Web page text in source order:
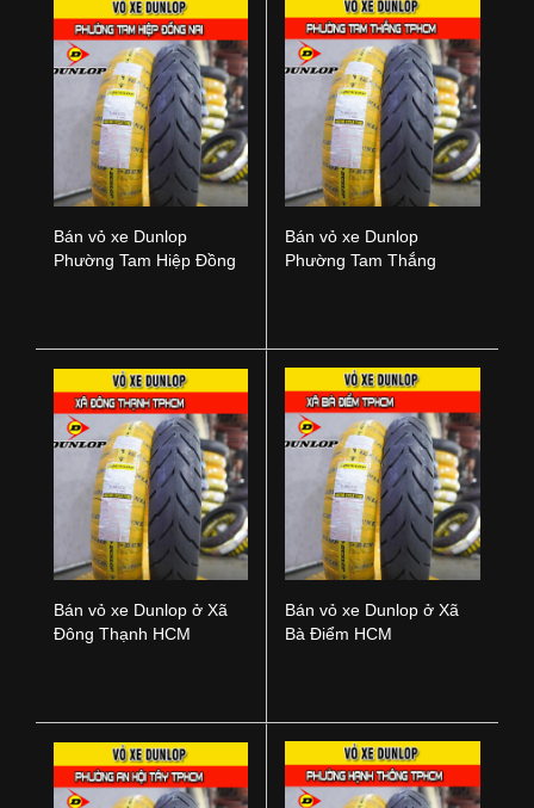
Bán vỏ xe Dunlop
Phường Tam Hiệp Đồng
Bán vỏ xe Dunlop
Phường Tam Thắng
Bán vỏ xe Dunlop ở Xã
Đông Thạnh HCM
Bán vỏ xe Dunlop ở Xã
Bà Điểm HCM